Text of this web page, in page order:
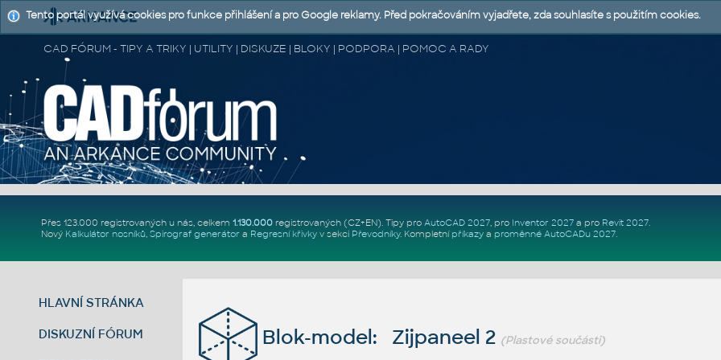
CAD FÓRUM - TIPY A TRIKY | UTILITY | DISKUZE | BLOKY | PODPORA | POMOC A RADY
Přes 123.000 registrovaných u nás, celkem 1.130.000registrovaných (CZ+EN). Tipy pro AutoCAD 2027, pro Inventor 2027a pro Revit 2027.
Nový Kalkulátor nosníků, Spirograf generátor a Regresní křivkyv sekci Převodníky. Kompletní příkazya proměnné AutoCADu 2027.
HLAVNÍ STRÁNKA
DISKUZNÍ FÓRUM Blok-model: Zijpaneel 2 (Plastové součásti)
Tento portál využívá cookies pro funkce přihlášení a pro Google reklamy. Před pokračováním vyjadřete, zda souhlasíte s použitím cookies.